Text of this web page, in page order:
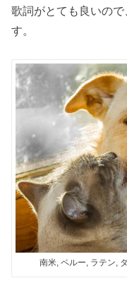
歌詞がとても良いので
す。
南米, ペルー, ラテン,